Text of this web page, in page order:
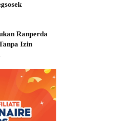
Ranperda
Izin